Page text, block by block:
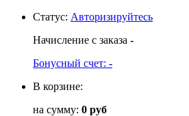
Статус: Авторизируйтесь
Начисление с заказа -
Бонусный счет: -
В корзине:
на сумму: 0 руб